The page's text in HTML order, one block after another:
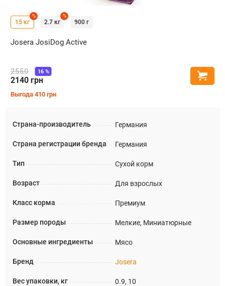
Страна-производитель Германия
Страна регистрации бренда Германия
Тип Сухой корм
Возраст Для взрослых
Класс корма Премиум
Размер породы Мелкие, Миниатюрные
Основные ингредиенты Мясо
Бренд Josera
Вес упаковки, кг 0.9, 10
15 кг
%
2.7 кг
%
900 г
Josera JosiDog Active
2550
2140 грн
16%
Выгода 410 грн